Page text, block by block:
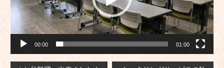
ヤ
00:00 01:00